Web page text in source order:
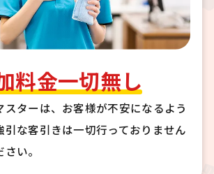
料金一切無し
スターは、お客様が不安になるよう
引な客引きは一切行っておりません
い。